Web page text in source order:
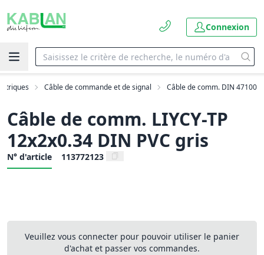
Connexion
Câble de commande et de signal Câble de comm. DIN 47100
Câble de comm. LIYCY-TP
12x2x0.34 DIN PVC gris
N° d'article 113772123
Veuillez vous connecter pour pouvoir utiliser le panier
d'achat et passer vos commandes.